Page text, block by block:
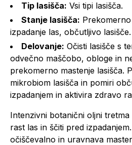
Tip lasišča: Vsi tipi lasišča.
Stanje lasišča:
izpadanje las, občutljivo lasišče.
Delovanje: Očisti lasišče s
odvečno maščobo, obloge in
prekomerno mastenje lasišča.
mikrobiom lasišča in pomiri
izpadanjem in aktivira zdravo
Intenzivni botanični oljni tretma
rast las in ščiti pred
očiščevalno in uravnava